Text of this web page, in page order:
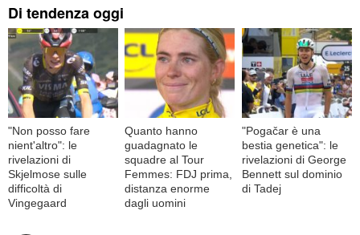
Di tendenza oggi
"Non posso fare
nient'altro": le
rivelazioni di
Skjelmose sulle
difficoltà di
Vingegaard
Quanto hanno
guadagnato le
squadre al Tour
Femmes: FDJ prima,
distanza enorme
dagli uomini
"Pogačar è una
bestia genetica": le
rivelazioni di George
Bennett sul dominio
di Tadej